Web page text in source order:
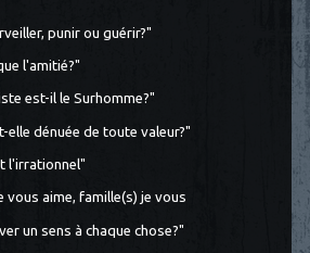
punir ou guérir?"
l'amitié?"
est-il le Surhomme?"
elle dénuée de toute valeur?"
l'irrationnel"
vous aime, famille(s) je vous
un sens à chaque chose?"